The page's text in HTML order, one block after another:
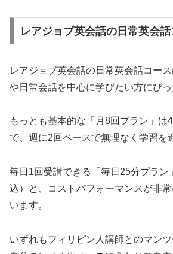
レアジョブ英会話の日常英会
レアジョブ英会話の日常英会話コー
や日常会話を中心に学びたい方にぴっ
もっとも基本的な「月8回プラン」は
で、週に2回ペースで無理なく学習を
毎日1回受講できる「毎日25分プラン
込）と、コストパフォーマンスが非
います。
いずれもフィリピン人講師とのマンツ